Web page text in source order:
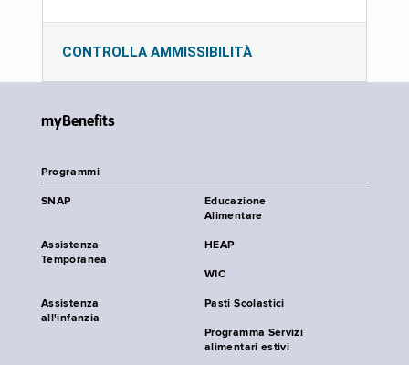
CONTROLLA AMMISSIBILITÀ
myBenefits
Programmi
SNAP
Educazione
Alimentare
Assistenza
Temporanea
HEAP
WIC
Assistenza
all'infanzia
Pasti Scolastici
Programma Servizi
alimentari estivi